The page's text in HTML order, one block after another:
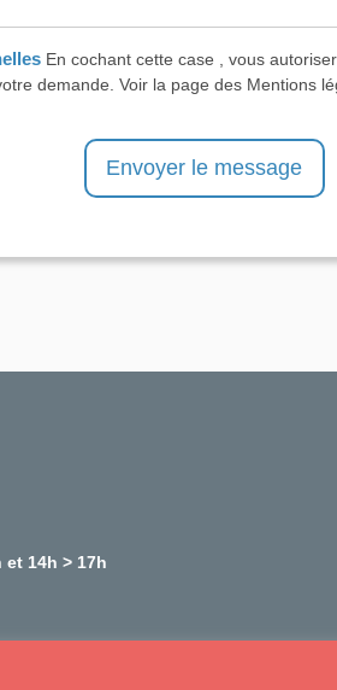
En cochant cette case , vous
demande.Voir la page des Mentions
14h > 17h